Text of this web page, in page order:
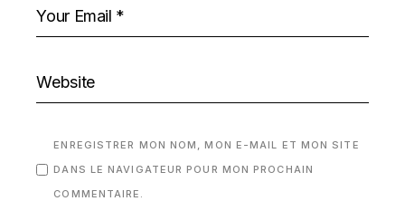
ENREGISTRER MON NOM, MON E-MAIL ET MON SITE
DANS LE NAVIGATEUR POUR MON PROCHAIN
COMMENTAIRE.